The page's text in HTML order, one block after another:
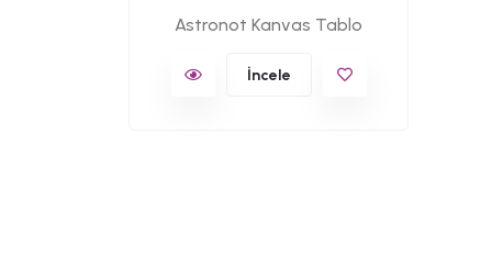
Astronot Kanvas Tablo
İncele